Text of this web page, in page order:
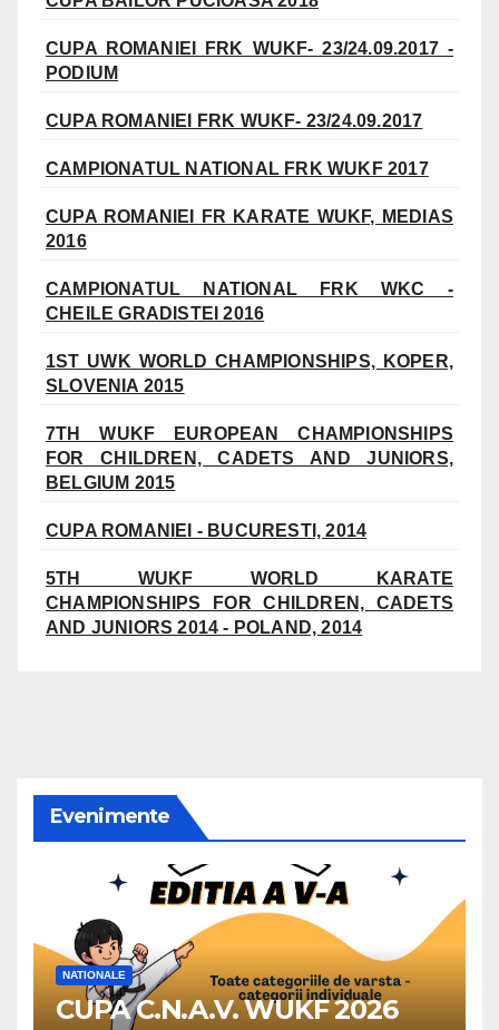
CUPA ROMANIEI FRK WUKF- 23/24.09.2017 -
PODIUM
CUPA ROMANIEI FRK WUKF- 23/24.09.2017
CAMPIONATUL NATIONAL FRK WUKF 2017
CUPA ROMANIEI FR KARATE WUKF, MEDIAS
2016
CAMPIONATUL NATIONAL FRK WKC -
CHEILE GRADISTEI 2016
1ST UWK WORLD CHAMPIONSHIPS, KOPER,
SLOVENIA 2015
7TH WUKF EUROPEAN CHAMPIONSHIPS
FOR CHILDREN, CADETS AND JUNIORS,
BELGIUM 2015
CUPA ROMANIEI - BUCURESTI, 2014
5TH WUKF WORLD KARATE
CHAMPIONSHIPS FOR CHILDREN, CADETS
AND JUNIORS 2014 - POLAND, 2014
Evenimente
NATIONALE
CUPA C.N.A.V. WUKF 2026